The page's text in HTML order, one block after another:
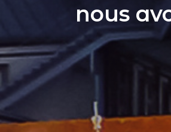
nous